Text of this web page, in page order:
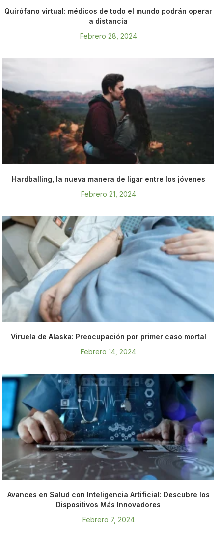
Quirófano virtual: médicos de todo el mundo podrán operar
a distancia
Febrero 28, 2024
Hardballing, la nueva manera de ligar entre los jóvenes
Febrero 21, 2024
Viruela de Alaska: Preocupación por primer caso mortal
Febrero 14, 2024
Avances en Salud con Inteligencia Artificial: Descubre los
Dispositivos Más Innovadores
Febrero 7, 2024